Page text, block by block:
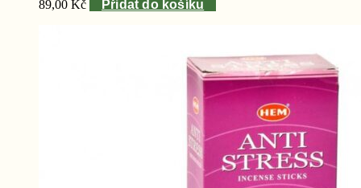
oblíbenosti
89,00 Kč Přidat do košíku